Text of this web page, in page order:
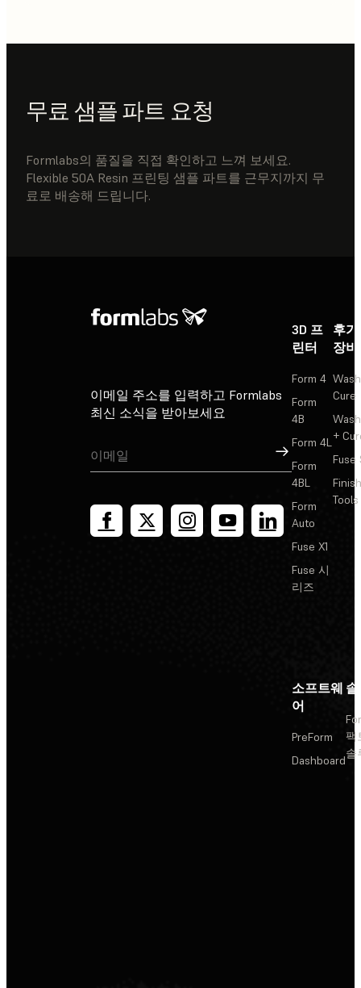
무료 샘플 파트 요청
Formlabs의 품질을 직접 확인하고 느껴 보세요.
Flexible 50A Resin 프린팅 샘플 파트를 근무지까지 무
료로 배송해 드립니다.
이메일 주소를 입력하고 Formlabs
최신 소식을 받아보세요
가입
3D 프
린터
Form 4
Form
4B
Form 4L
Form
4BL
Form
Auto
Fuse X1
Fuse 시
리즈
후
장비
Cure
+
Fuse
Tools
소프트웨
어
PreForm
Dashboard
팩
솔